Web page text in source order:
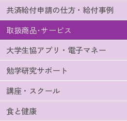
共済給付申請の仕方・給付事例
取扱商品･サービス
大学生協アプリ・電子マネー
勉学研究サポート
講座・スクール
食と健康